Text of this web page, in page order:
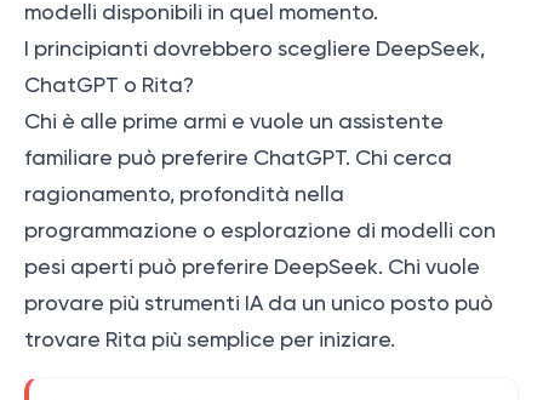
modelli disponibili in quel momento.
I principianti dovrebbero scegliere DeepSeek,
ChatGPT o Rita?
Chi è alle prime armi e vuole un assistente
familiare può preferire ChatGPT. Chi cerca
ragionamento, profondità nella
programmazione o esplorazione di modelli con
pesi aperti può preferire DeepSeek. Chi vuole
provare più strumenti IA da un unico posto può
trovare Rita più semplice per iniziare.